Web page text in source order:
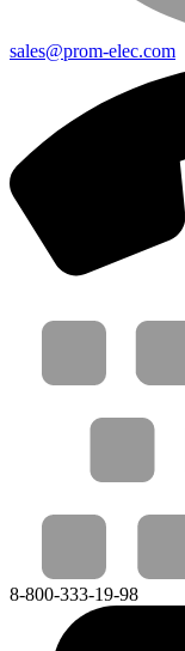
sales@prom-elec.com
8-800-333-19-98